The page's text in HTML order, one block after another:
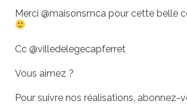
Merci @maisonsmca pour cette belle
Cc @villedelegecapferret
Vous aimez ?
Pour suivre nos réalisations, abonnez-